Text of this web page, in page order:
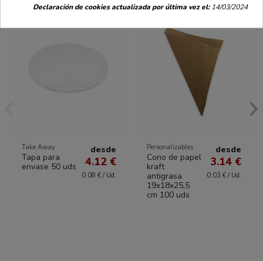
Take Away
Tapa para
envase 50 uds
desde
4.12 €
0.08 € / Ud.
Personalizables
Cono de papel
kraft
antigrasa
19x18x25,5
cm 100 uds
desde
3.14 €
0.03 € / Ud.
Declaración de cookies actualizada por última vez el:14/03/2024